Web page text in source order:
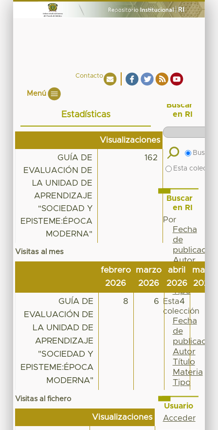
Contacto
Menú
Estadísticas
Visualizaciones
GUÍA DE
EVALUACIÓN DE
LA UNIDAD DE
APRENDIZAJE
"SOCIEDAD Y
EPISTEME:ÉPOCA
MODERNA"
162
Visitas al mes
febrero
2026
marzo
2026
abril
2026
mayo
2026
GUÍA DE
EVALUACIÓN DE
LA UNIDAD DE
APRENDIZAJE
"SOCIEDAD Y
EPISTEME:ÉPOCA
MODERNA"
8 6 4
Visitas al fichero
Visualizaciones
Buscar
en RI
Buscar
Esta
Buscar
en RI
Por
Fecha
de
publicación
Autor
Título
Materia
Tipo
Esta
colección
Fecha
de
publicación
Autor
Título
Materia
Tipo
Usuario
Acceder